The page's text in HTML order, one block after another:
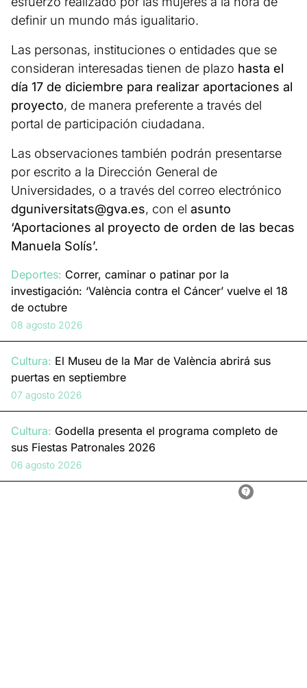
definir un mundo más igualitario.
Las personas, instituciones o entidades que se
consideran interesadas tienen de plazo hasta el
día 17 de diciembre para realizar aportaciones al
proyecto, de manera preferente a través del
portal de participación ciudadana.
Las observaciones también podrán presentarse
por escrito a la Dirección General de
Universidades, o a través del correo electrónico
dguniversitats@gva.es, con el asunto
‘Aportaciones al proyecto de orden de las becas
Manuela Solís’.
Deportes: Correr, caminar o patinar por la
investigación: ‘València contra el Cáncer’ vuelve el 18
de octubre
08 agosto 2026
Cultura: El Museu de la Mar de València abrirá sus
puertas en septiembre
07 agosto 2026
Cultura: Godella presenta el programa completo de
sus Fiestas Patronales 2026
06 agosto 2026